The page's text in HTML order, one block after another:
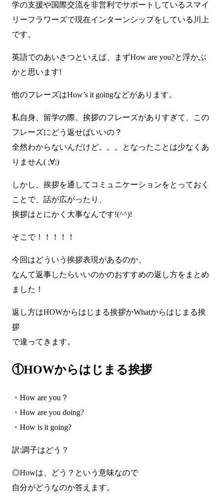
学の支援や国際交流を非営利でサポートしているスマイ
リーフラワーズで現在インターンシップをしている川上
です。
英語でのあいさつといえば、まずHow are you?と浮かぶ
かと思います!
他のフレーズはHow’s it goingなどがあります。
私自身、留学の際、挨拶のフレーズがありすぎて、この
フレーズにどう返せばいいの？
全然わからないんだけど。。。となったことは少なくあ
りません( ;∀;)
しかし、挨拶を通してコミュニケーションをとっておく
ことで、話が広がったり、
挨拶はとにかく大事なんです!(^^)!
そこで！！！！！
今回はどういう挨拶表現があるのか、
なんて返事したらいいのかのおすすめの返し方をまとめ
ました！
返し方はHOWからはじまる挨拶かWhatからはじまる挨
拶
で違ってきます。
①HOWからはじまる挨拶
・How are you？
・How are you doing?
・How is it going?
訳:調子はどう？
◎Howは、どう？という意味なので
自分がどうなのか答えます。